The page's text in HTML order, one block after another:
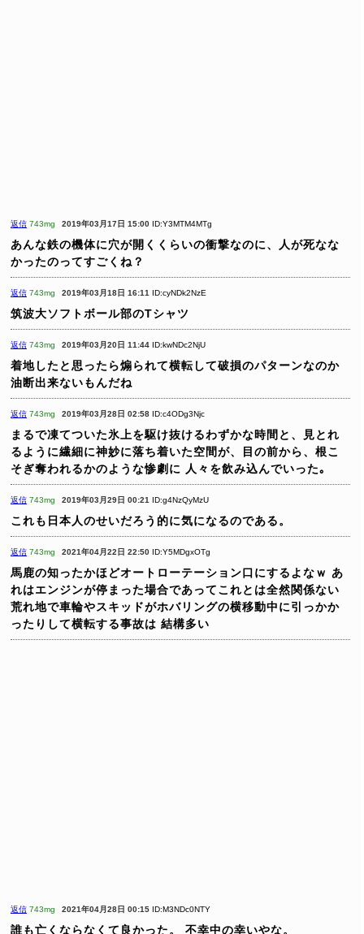
返信 743mg 2019年03月17日 15:00 ID:Y3MTM4MTg
あんな鉄の機体に穴が開くくらいの衝撃なのに、人が死なな
かったのってすごくね？
返信 743mg 2019年03月18日 16:11 ID:cyNDk2NzE
筑波大ソフトボール部のTシャツ
返信 743mg 2019年03月20日 11:44 ID:kwNDc2NjU
着地したと思ったら煽られて横転して破損のパターンなのか
油断出来ないもんだね
返信 743mg 2019年03月28日 02:58 ID:c4ODg3Njc
まるで凍てついた氷上を駆け抜けるわずかな時間と、見とれ
るように繊細に神妙に落ち着いた空間が、目の前から、根こ
そぎ奪われるかのような惨劇に
人々を飲み込んでいった｡
返信 743mg 2019年03月29日 00:21 ID:g4NzQyMzU
これも日本人のせいだろう的に気になるのである。
返信 743mg 2021年04月22日 22:50 ID:Y5MDgxOTg
馬鹿の知ったかほどオートローテーション口にするよなｗ あ
れはエンジンが停まった場合であってこれとは全然関係ない
荒れ地で車輪やスキッドがホバリングの横移動中に引っかか
ったりして横転する事故は 結構多い
返信 743mg 2021年04月28日 00:15 ID:M3NDc0NTY
誰も亡くならなくて良かった。 不幸中の幸いやな。